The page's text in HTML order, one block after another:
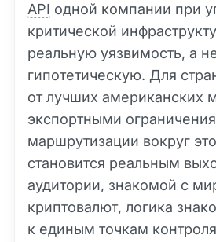
API одной компании при
критической
реальную уязвимость, а
гипотетическую. Для
от лучших американских
экспортными
маршрутизации вокруг
становится реальным
аудитории, знакомой с
криптовалют, логика
к единым точкам